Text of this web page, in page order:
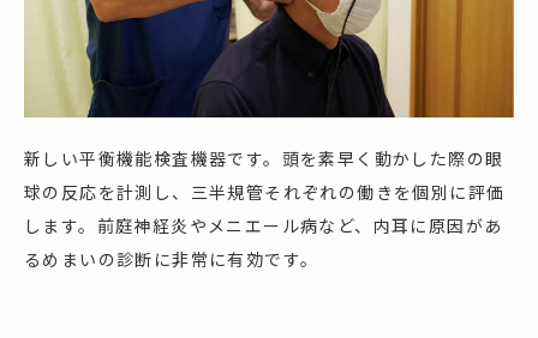
新しい平衡機能検査機器です。頭を素早く動かした際の眼
球の反応を計測し、三半規管それぞれの働きを個別に評価
します。前庭神経炎やメニエール病など、内耳に原因があ
るめまいの診断に非常に有効です。